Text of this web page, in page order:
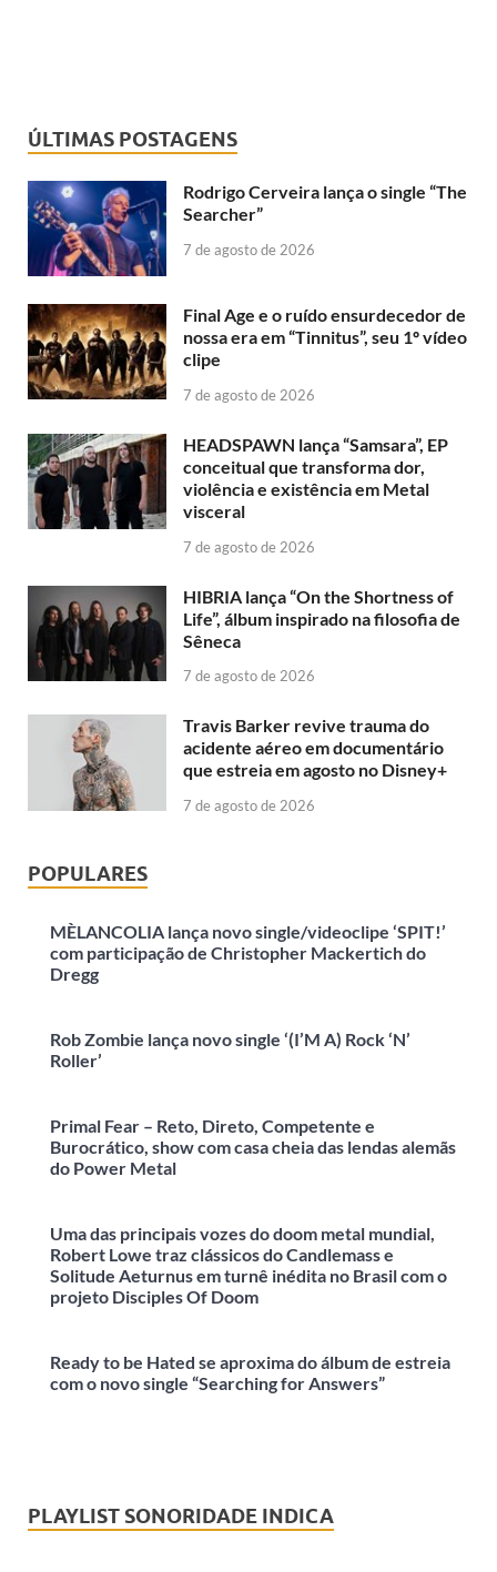
ÚLTIMAS POSTAGENS
Rodrigo Cerveira lança o single “The
Searcher”
7 de agosto de 2026
Final Age e o ruído ensurdecedor de
nossa era em “Tinnitus”, seu 1º vídeo
clipe
7 de agosto de 2026
HEADSPAWN lança “Samsara”, EP
conceitual que transforma dor,
violência e existência em Metal
visceral
7 de agosto de 2026
HIBRIA lança “On the Shortness of
Life”, álbum inspirado na filosofia de
Sêneca
7 de agosto de 2026
Travis Barker revive trauma do
acidente aéreo em documentário
que estreia em agosto no Disney+
7 de agosto de 2026
POPULARES
MÈLANCOLIA lança novo single/videoclipe ‘SPIT!’
com participação de Christopher Mackertich do
Dregg
Rob Zombie lança novo single ‘(I’M A) Rock ‘N’
Roller’
Primal Fear – Reto, Direto, Competente e
Burocrático, show com casa cheia das lendas alemãs
do Power Metal
Uma das principais vozes do doom metal mundial,
Robert Lowe traz clássicos do Candlemass e
Solitude Aeturnus em turnê inédita no Brasil com o
projeto Disciples Of Doom
Ready to be Hated se aproxima do álbum de estreia
com o novo single “Searching for Answers”
PLAYLIST SONORIDADE INDICA